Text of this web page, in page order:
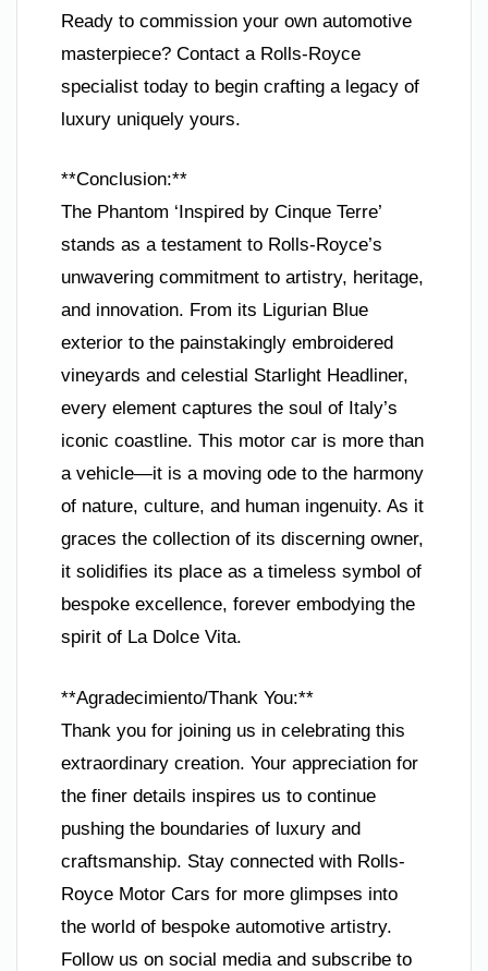
Ready to commission your own automotive
masterpiece? Contact a Rolls-Royce
specialist today to begin crafting a legacy of
luxury uniquely yours.
**Conclusion:**
The Phantom ‘Inspired by Cinque Terre’
stands as a testament to Rolls-Royce’s
unwavering commitment to artistry, heritage,
and innovation. From its Ligurian Blue
exterior to the painstakingly embroidered
vineyards and celestial Starlight Headliner,
every element captures the soul of Italy’s
iconic coastline. This motor car is more than
a vehicle—it is a moving ode to the harmony
of nature, culture, and human ingenuity. As it
graces the collection of its discerning owner,
it solidifies its place as a timeless symbol of
bespoke excellence, forever embodying the
spirit of La Dolce Vita.
**Agradecimiento/Thank You:**
Thank you for joining us in celebrating this
extraordinary creation. Your appreciation for
the finer details inspires us to continue
pushing the boundaries of luxury and
craftsmanship. Stay connected with Rolls-
Royce Motor Cars for more glimpses into
the world of bespoke automotive artistry.
Follow us on social media and subscribe to